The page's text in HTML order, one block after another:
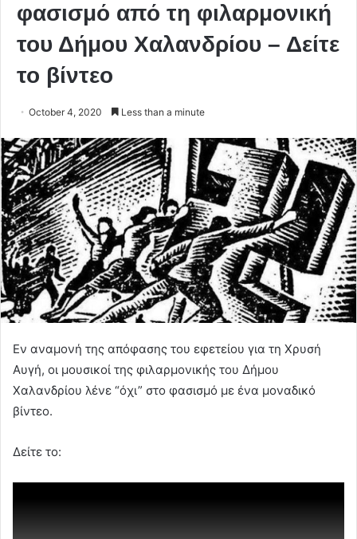
φασισμό από τη φιλαρμονική
του Δήμου Χαλανδρίου – Δείτε
το βίντεο
October 4, 2020 Less than a minute
Εν αναμονή της απόφασης του εφετείου για τη Χρυσή
Αυγή, οι μουσικοί της φιλαρμονικής του Δήμου
Χαλανδρίου λένε “όχι” στο φασισμό με ένα μοναδικό
βίντεο.
Δείτε το: